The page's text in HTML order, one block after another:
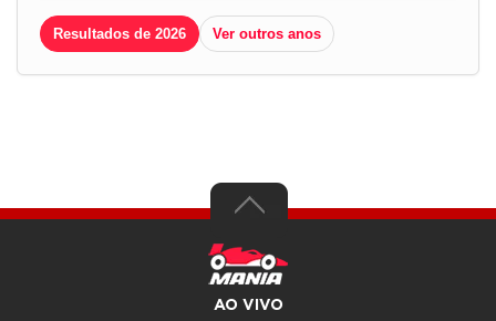
Resultados de 2026 Ver outros anos
AO VIVO